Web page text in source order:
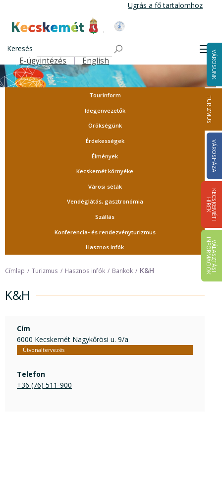
tartalomra
Ugrás a fő tartalomhoz
Kecskemét Város Honlapja
Keresés
Felső navigáció
E-ügyintézés English VÁROSUNK
TURIZMUS
VÁROSHÁZA
K
E
C
S
K
E
M
É
T
I
HÍ
R
E
K
V
Á
L
A
S
Z
T
Á
S
I
IN
F
O
R
M
Á
C
I
Ó
K
Tourinform
Idegenvezetők
Örökségünk
Érdekességek
Élmények
Kecskemét környéke
Városi séták
Vendéglátás, gasztronómia
Szállás
Konferencia- és rendezvényturizmus
Hasznos infók
Címlap Turizmus Hasznos infók Bankok K&H
K&H
Cím
6000 Kecskemét Nagykőrösi u. 9/a
Útvonaltervezés
Telefon
+36 (76) 511-900